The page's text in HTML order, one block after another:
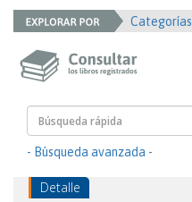
Categorías
- Búsqueda avanzada -
Detalle